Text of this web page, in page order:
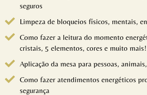
seguros
Limpeza de bloqueios físicos, mentais,
Como fazer a leitura do momento
cristais, 5 elementos, cores e muito mais!
Aplicação da mesa para pessoas,
Como fazer atendimentos energéticos
segurança